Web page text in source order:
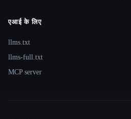
एआई के लिए
llms.txt
llms-full.txt
MCP server